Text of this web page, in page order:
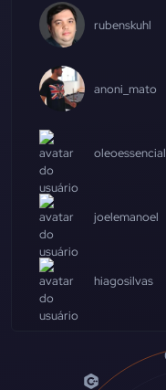
rubenskuhl
anoni_mato
oleoessencial
joelemanoel
hiagosilvas